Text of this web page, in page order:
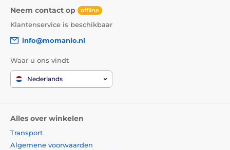
Neem contact op offline
Klantenservice is beschikbaar
info@momanio.nl
Waar u ons vindt
Nederlands
Alles over winkelen
Transport
Algemene voorwaarden